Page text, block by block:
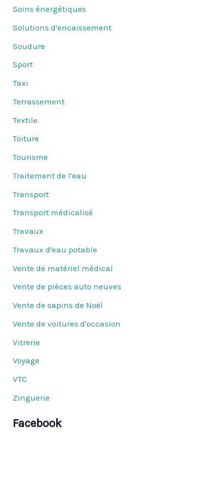
Soins énergétiques
Solutions d'encaissement
Soudure
Sport
Taxi
Terrassement
Textile
Toiture
Tourisme
Traitement de l'eau
Transport
Transport médicalisé
Travaux
Travaux d'eau potable
Vente de matériel médical
Vente de pièces auto neuves
Vente de sapins de Noël
Vente de voitures d'occasion
Vitrerie
Voyage
VTC
Zinguerie
Facebook